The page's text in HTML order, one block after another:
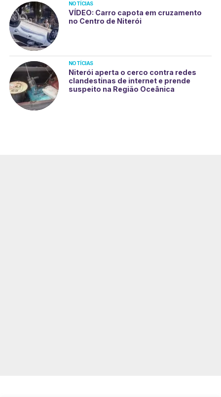
NOTÍCIAS
VÍDEO: Carro capota em cruzamento
no Centro de Niterói
NOTÍCIAS
Niterói aperta o cerco contra redes
clandestinas de internet e prende
suspeito na Região Oceânica